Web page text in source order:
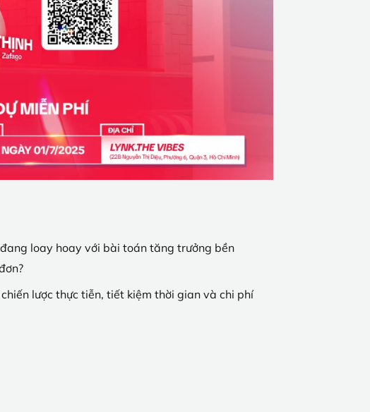
loay hoay với bài toán tăng trưởng bền
lược thực tiễn, tiết kiệm thời gian và chi phí